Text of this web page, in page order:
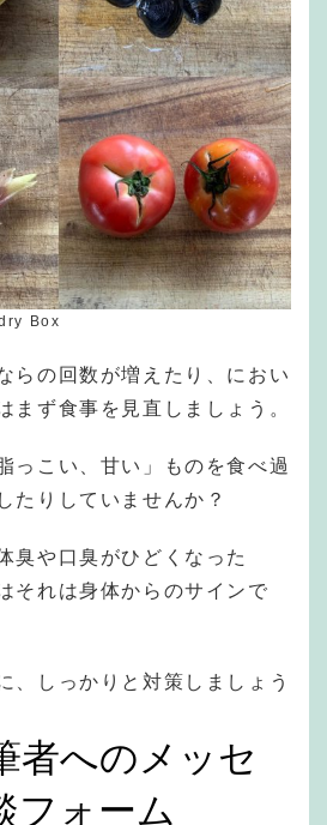
Box
らの回数が増えたり、におい
まず食事を見直しましょう。
っこい、甘い」ものを食べ過
たりしていませんか？
臭や口臭がひどくなった
それは身体からのサインで
、しっかりと対策しましょう